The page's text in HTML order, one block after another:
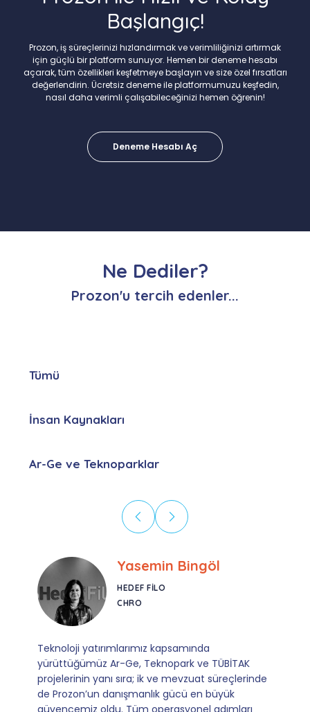
Başlangıç!
Prozon, iş süreçlerinizi hızlandırmak ve verimliliğinizi artırmak
için güçlü bir platform sunuyor. Hemen bir deneme hesabı
açarak, tüm özellikleri keşfetmeye başlayın ve size özel fırsatları
değerlendirin. Ücretsiz deneme ile platformumuzu keşfedin,
nasıl daha verimli çalışabileceğinizi hemen öğrenin!
Deneme Hesabı Aç
Ne Dediler?
Prozon'u tercih edenler...
Tümü
İnsan Kaynakları
Ar-Ge ve Teknoparklar
Ebru Kural
CORESYS
SATIŞ YÖNETICISI
Mevzuata uyum, başvuru ve izleme adımlarında
sağladıkları kusursuz yönlendirme sayesinde artık
operasyonlarımızı sıfır kaygı ve tam güvenle
yürütüyoruz. İş birliğimizi bizim için asıl değerli
kılan ise; ihtiyaç duyduğumuz her an ulaşılabilir